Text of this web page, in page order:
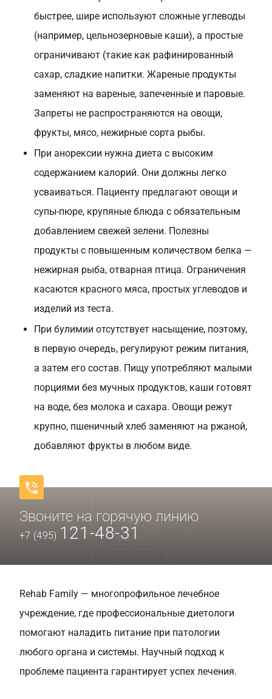
быстрее, шире используют сложные углеводы
(например, цельнозерновые каши), а простые
ограничивают (такие как рафинированный
сахар, сладкие напитки. Жареные продукты
заменяют на вареные, запеченные и паровые.
Запреты не распространяются на овощи,
фрукты, мясо, нежирные сорта рыбы.
При анорексии нужна диета с высоким
содержанием калорий. Они должны легко
усваиваться. Пациенту предлагают овощи и
супы-пюре, крупяные блюда с обязательным
добавлением свежей зелени. Полезны
продукты с повышенным количеством белка —
нежирная рыба, отварная птица. Ограничения
касаются красного мяса, простых углеводов и
изделий из теста.
При булимии отсутствует насыщение, поэтому,
в первую очередь, регулируют режим питания,
а затем его состав. Пищу употребляют малыми
порциями без мучных продуктов, каши готовят
на воде, без молока и сахара. Овощи режут
крупно, пшеничный хлеб заменяют на ржаной,
добавляют фрукты в любом виде.
Звоните на горячую линию
+7 (495) 121-48-31
Rehab Family — многопрофильное лечебное
учреждение, где профессиональные диетологи
помогают наладить питание при патологии
любого органа и системы. Научный подход к
проблеме пациента гарантирует успех лечения.